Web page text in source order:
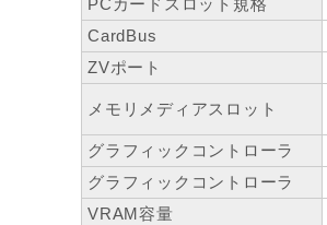
PCカードスロット規格
CardBus
ZVポート
メモリメディアスロット
グラフィックコントローラ
グラフィックコントローラ
VRAM容量